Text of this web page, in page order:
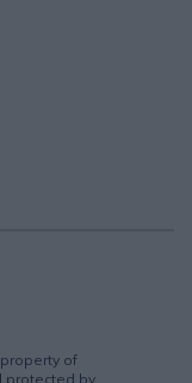
of
protected by